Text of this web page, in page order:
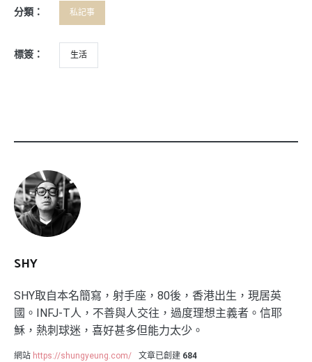
分類： 私記事
標簽： 生活
SHY
SHY取自本名簡寫，射手座，80後，香港出生，現居英
國。INFJ-T人，不善與人交往，過度理想主義者。信耶
穌，熱刺球迷，喜好甚多但能力太少。
網站 https://shungyeung.com/ 文章已創建 684